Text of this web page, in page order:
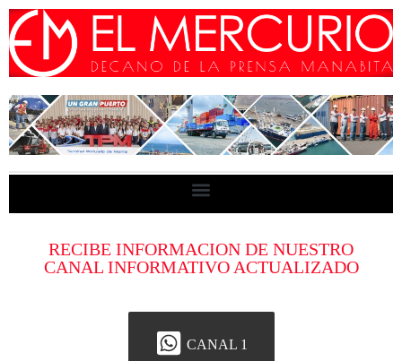
RECIBE INFORMACION DE NUESTRO
CANAL INFORMATIVO ACTUALIZADO
CANAL 1